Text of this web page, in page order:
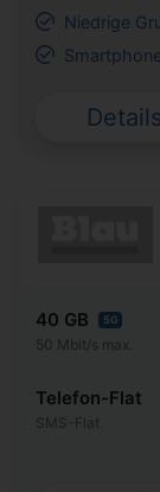
Niedrige
Details
40 GB 5G
50 Mbit/s max.
Telefon-Flat
SMS-Flat